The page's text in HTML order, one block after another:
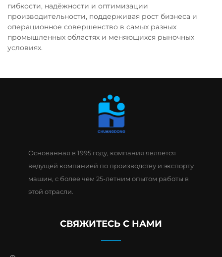
гибкости, надёжности и оптимизации
производительности, поддерживая рост бизнеса и
операционное совершенство в самых разных
промышленных областях и меняющихся рыночных
условиях.
Основанная в 1995 году, компания является
ведущей компанией по производству и экспорту
машин, с более чем 25-летним опытом работы в
этой отрасли.
СВЯЖИТЕСЬ С НАМИ